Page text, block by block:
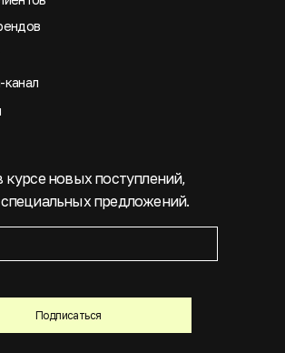
Подписаться
курсе новых поступлений,
предложений.
канал